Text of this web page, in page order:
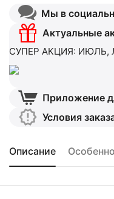
Мы в
Актуальные
СУПЕР АКЦИЯ: ИЮЛЬ,
Приложение
Условия
Описание